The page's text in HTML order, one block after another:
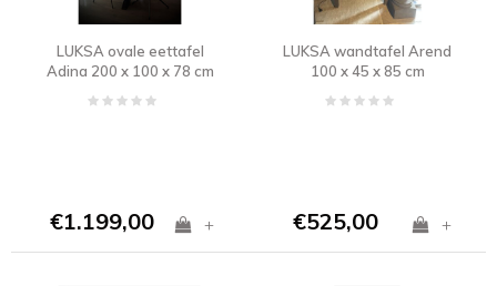
LUKSA ovale eettafel
Adina 200 x 100 x 78 cm
€1.199,00 +
LUKSA wandtafel Arend
100 x 45 x 85 cm
€525,00 +